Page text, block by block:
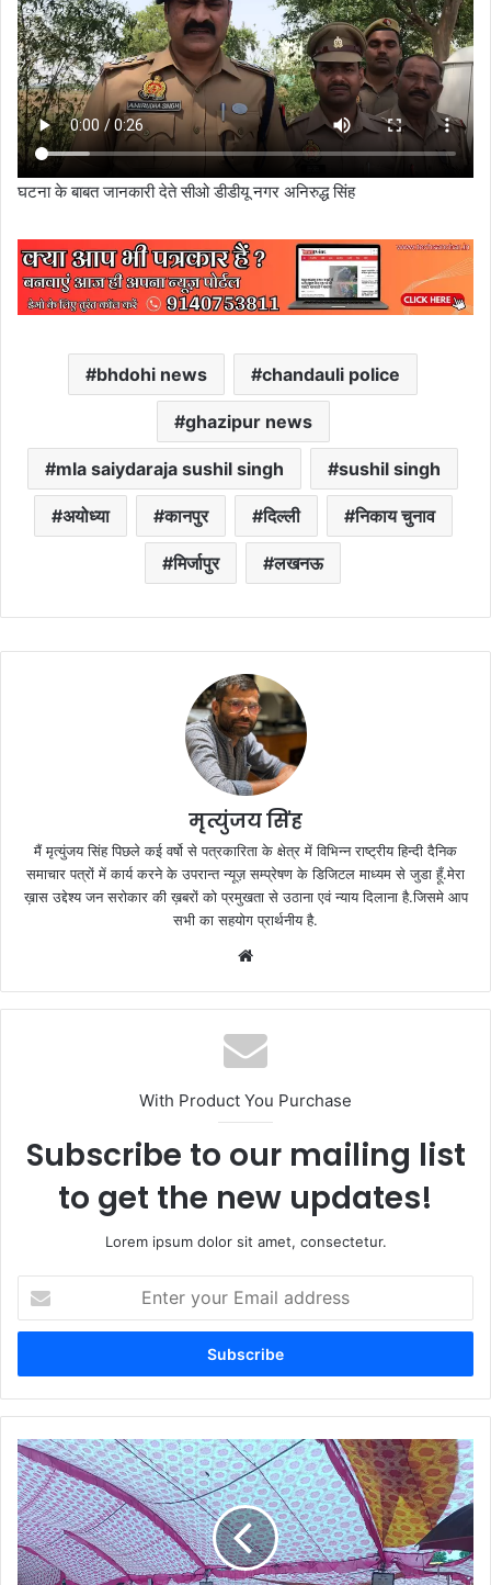
घटना के बाबत जानकारी देते सीओ डीडीयू नगर अनिरुद्ध सिंह
bhdohi news chandauli police
ghazipur news
mla saiydaraja sushil singh sushil singh
अयोध्या कानपुर दिल्ली निकाय चुनाव
मिर्जापुर लखनऊ
मृत्युंजय सिंह
मैं मृत्युंजय सिंह पिछले कई वर्षो से पत्रकारिता के क्षेत्र में विभिन्न राष्ट्रीय हिन्दी दैनिक
समाचार पत्रों में कार्य करने के उपरान्त न्यूज़ सम्प्रेषण के डिजिटल माध्यम से जुडा हूँ.मेरा
ख़ास उद्देश्य जन सरोकार की ख़बरों को प्रमुखता से उठाना एवं न्याय दिलाना है.जिसमे आप
सभी का सहयोग प्रार्थनीय है.
With Product You Purchase
Subscribe to our mailing list
to get the new updates!
Lorem ipsum dolor sit amet, consectetur.
your
Email